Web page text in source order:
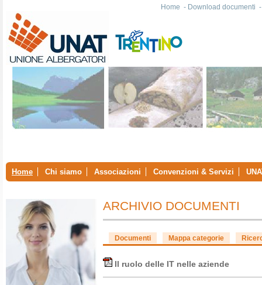
Home - Download documenti
Home Chi siamo Associazioni Convenzioni & Servizi
ARCHIVIO DOCUMENTI
Documenti Mappa categorie
Il ruolo delle IT nelle aziende